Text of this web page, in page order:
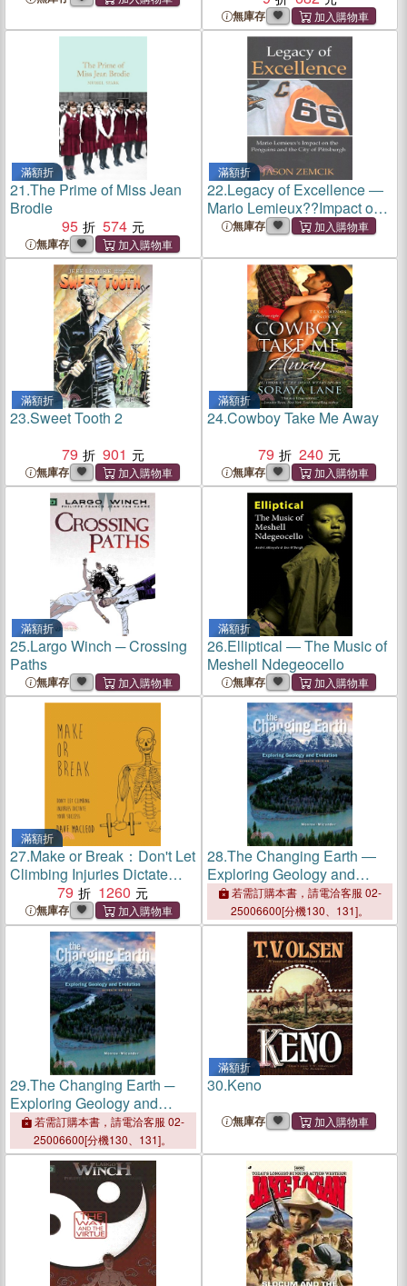
無庫存
滿額折
21.The Prime of Miss Jean
Brodie
95
574
無庫存
滿額折
22.Legacy of Excellence ―
Mario Lemieux??Impact on
the Penguins and the City of
無庫存
滿額折
23.Sweet Tooth 2
79
901
無庫存
滿額折
24.Cowboy Take Me Away
79
240
無庫存
滿額折
25.Largo Winch ─ Crossing
Paths
無庫存
滿額折
26.Elliptical ― The Music of
Meshell Ndegeocello
無庫存
滿額折
27.Make or Break：Don't Let
Climbing Injuries Dictate
Your Success
79 1260
無庫存
28.The Changing Earth ―
Exploring Geology and
Evolution
若需訂購本書，請電洽客服 02-
25006600[分機130、131]。
29.The Changing Earth ─
Exploring Geology and
Evolution
若需訂購本書，請電洽客服 02-
25006600[分機130、131]。
滿額折
30.Keno
無庫存